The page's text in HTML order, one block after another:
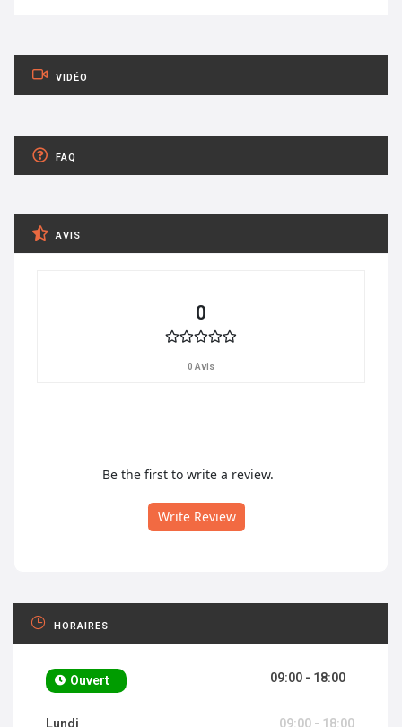
VIDÉO
FAQ
AVIS
0
0 Avis
Be the first to write a review.
Write Review
HORAIRES
Ouvert 09:00 - 18:00
Lundi 09:00 - 18:00